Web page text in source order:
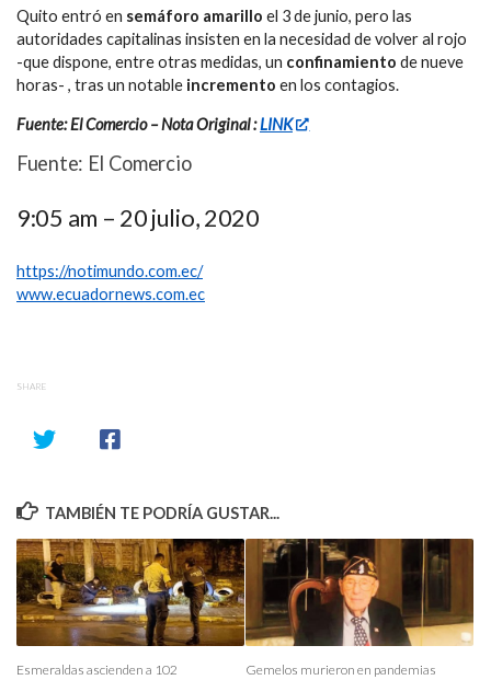
Quito entró en semáforo amarillo el 3 de junio, pero las
autoridades capitalinas insisten en la necesidad de volver al rojo
-que dispone, entre otras medidas, un confinamiento de nueve
horas- , tras un notable incremento en los contagios.
Fuente: El Comercio – Nota Original :LINK
Fuente: El Comercio
9:05 am – 20 julio, 2020
https://notimundo.com.ec/
www.ecuadornews.com.ec
SHARE
TAMBIÉN TE PODRÍA GUSTAR...
Esmeraldas ascienden a 102
Gemelos murieron en pandemias